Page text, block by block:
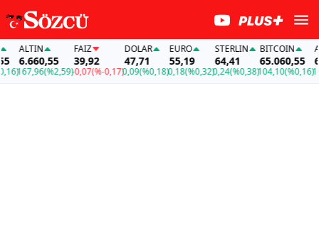
ALTIN
6.660,55
(%2,59)
39,92
-0,07(%-0,17)
DOLAR
47,71
0,09(%0,18)
EURO
55,19
0,18(%0,32)
STERLIN
64,41
0,24(%0,38)
BITCOIN
65.060,55
104,10(%0,16)
ALTIN